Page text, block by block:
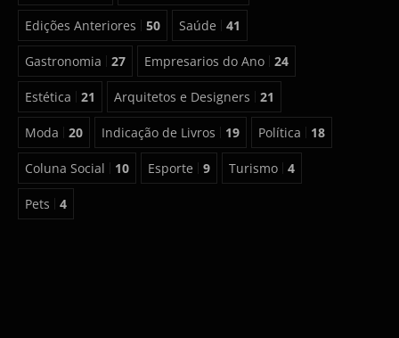
Edições Anteriores 50 Saúde 41
Gastronomia 27 Empresarios do Ano 24
Estética 21 Arquitetos e Designers 21
Moda 20 Indicação de Livros 19 Política 18
Coluna Social 10 Esporte 9 Turismo 4
Pets 4